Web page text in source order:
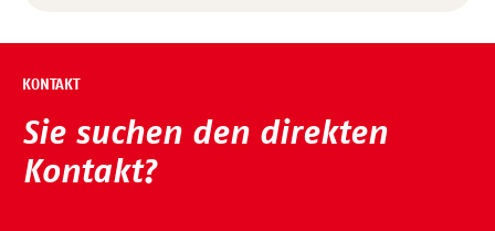
KONTAKT
Sie suchen den direkten
Kontakt?